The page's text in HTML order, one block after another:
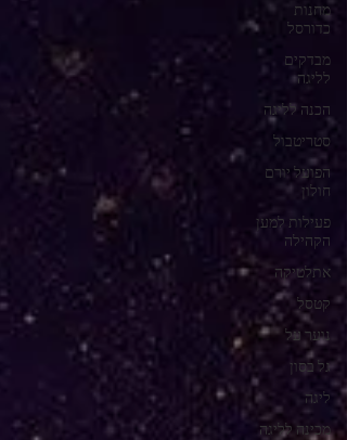
מחנות
כדורסל
מבדקים
לליגה
הכנה לליגה
סטריטבול
הפועל יורם
חולון
פעילות למען
הקהילה
אתלטיקה
קטסל
נוער על
גל בסון
ליגה
מכינה לליגה